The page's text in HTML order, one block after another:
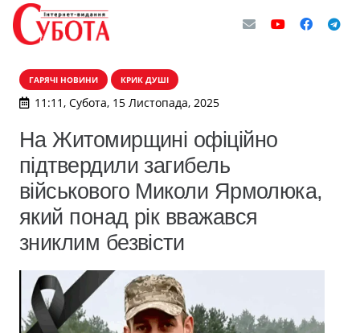
ГАРЯЧІ НОВИНИ КРИК ДУШІ
11:11, Субота, 15 Листопада, 2025
На Житомирщині офіційно
підтвердили загибель
військового Миколи Ярмолюка,
який понад рік вважався
зниклим безвісти